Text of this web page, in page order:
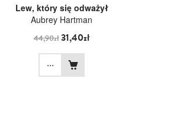
Lew, który się odważył
Aubrey Hartman
44,90zł31,40zł
...